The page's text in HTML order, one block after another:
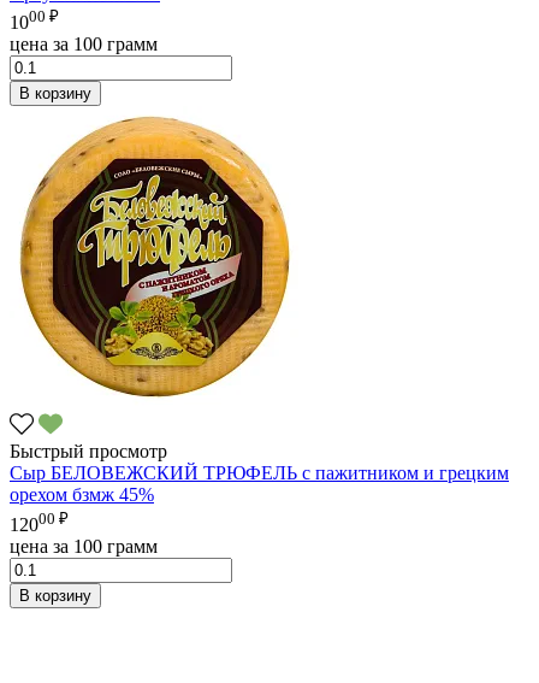
1000 ₽
цена за 100 грамм
В корзину
Быстрый просмотр
Сыр БЕЛОВЕЖСКИЙ ТРЮФЕЛЬ с пажитником и грецким
орехом бзмж 45%
12000 ₽
цена за 100 грамм
В корзину